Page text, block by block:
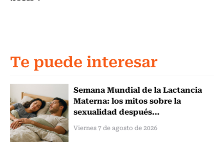
Te puede interesar
Semana Mundial de la Lactancia
Materna: los mitos sobre la
sexualidad después...
Viernes 7 de agosto de 2026